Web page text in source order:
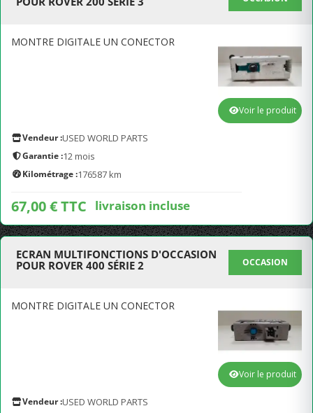
MONTRE DIGITALE UN CONECTOR
Vendeur :USED WORLD PARTS
Garantie :12 mois
Kilométrage :176587 km
67,00 € TTC livraison incluse
Voir le produit
ECRAN MULTIFONCTIONS D'OCCASION
POUR ROVER 400 SÉRIE 2
OCCASION
MONTRE DIGITALE UN CONECTOR
Vendeur :USED WORLD PARTS
Voir le produit